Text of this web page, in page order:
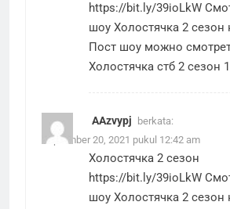
https://bit.ly/39ioLkW
шоу Холостячка 2 сезон
Пост шоу можно
Холостячка стб 2 сезон
AAzvypj
berkata:
September 20, 2021 pukul 12:42 am
Холостячка 2 сезон
https://bit.ly/39ioLkW
шоу Холостячка 2 сезон